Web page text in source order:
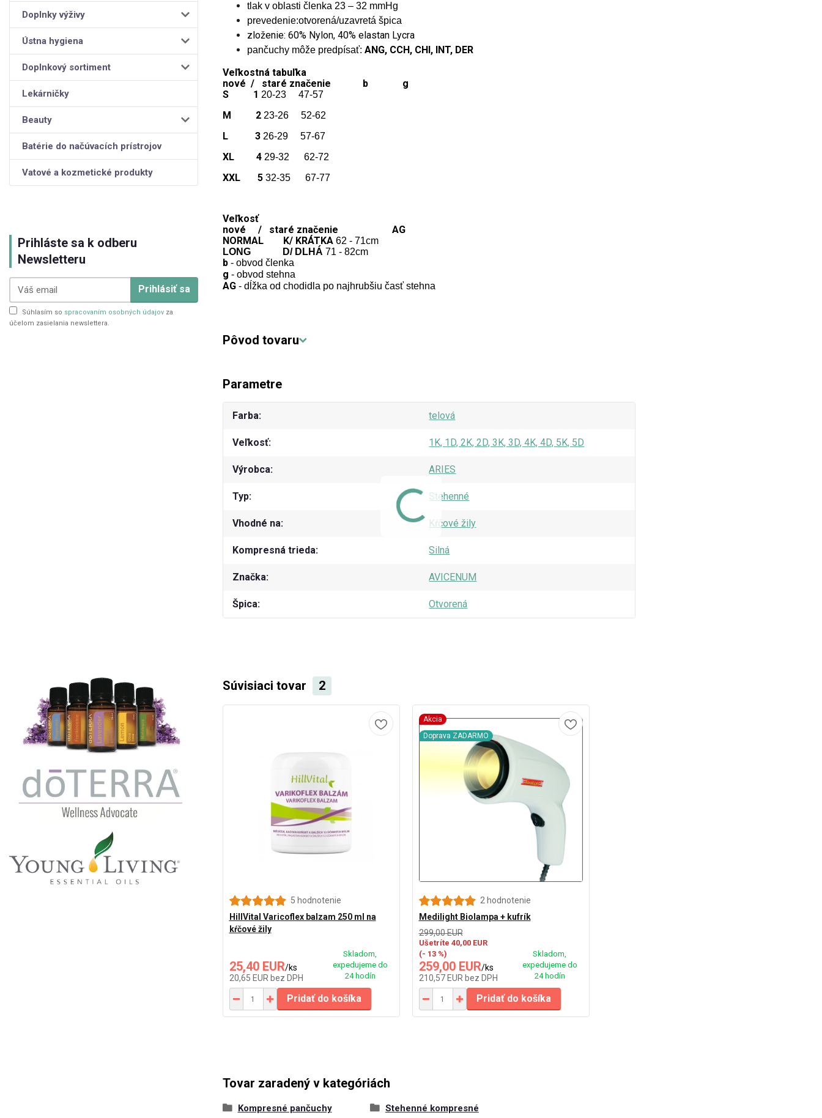
Doplnky výživy
Ústna hygiena
Doplnkový sortiment
Lekárničky
Beauty
Batérie do načúvacích prístrojov
Vatové a kozmetické produkty
Prihláste sa k odberu
Newsletteru
Prihlásiť sa
Súhlasím so spracovaním osobných údajov za
účelom zasielania newslettera.
tlak v oblasti členka 23 – 32 mmHg
prevedenie:otvorená/uzavretá špica
zloženie: 60% Nylon, 40% elastan Lycra
pančuchy môže predpísať: ANG, CCH, CHI, INT, DER
Veľkostná tabuľka
nové / staré značenie b g
S 1 20-23 47-57
M 2 23-26 52-62
L 326-29 57-67
XL 4 29-32 62-72
XXL 5 32-35 67-77
Veľkosť
nové / staré značenie AG
NORMAL K/ KRÁTKA 62 - 71cm
LONG D/ DLHÁ 71 - 82cm
b - obvod členka
g - obvod stehna
AG- dĺžka od chodidla po najhrubšiu časť stehna
Pôvod tovaru
Parametre
Farba telová
Veľkosť 1K, 1D, 2K, 2D, 3K, 3D, 4K, 4D, 5K, 5D
Výrobca ARIES
Typ Stehenné
Vhodné na Kŕčové žily
Kompresná trieda Silná
Značka AVICENUM
Špica Otvorená
Súvisiaci tovar 2
5 hodnotenie
HillVital Varicoflex balzam 250 ml na
kŕčové žily
25,40 EUR/ks
20,65 EUR bez DPH
Skladom,
expedujeme do
24 hodín
Pridať do košíka
Akcia
Doprava ZADARMO
2 hodnotenie
Medilight Biolampa + kufrík
299,00 EUR
Ušetríte 40,00 EUR
(- 13 %)
259,00 EUR/ks
210,57 EUR bez DPH
Skladom,
expedujeme do
24 hodín
Pridať do košíka
Tovar zaradený v kategóriách
Kompresné pančuchy
Stehenné kompresné